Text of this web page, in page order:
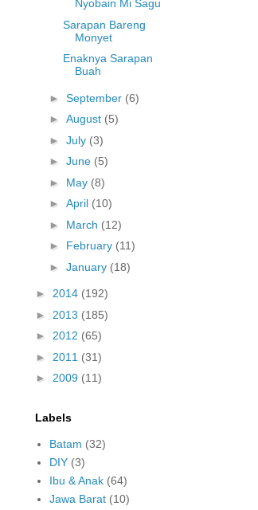
Nyobain Mi Sagu
Sarapan Bareng
Monyet
Enaknya Sarapan
Buah
► September (6)
► August (5)
► July (3)
► June (5)
► May (8)
► April (10)
► March (12)
► February (11)
► January (18)
► 2014 (192)
► 2013 (185)
► 2012 (65)
► 2011 (31)
► 2009 (11)
Labels
Batam (32)
DIY (3)
Ibu & Anak (64)
Jawa Barat (10)